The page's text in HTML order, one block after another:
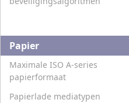
Papier
Maximale ISO A-series
papierformaat
Papierlade mediatypen